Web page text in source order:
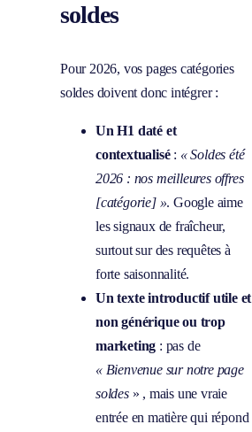
soldes
Pour 2026, vos pages catégories
soldes doivent donc intégrer :
Un H1 daté et
contextualisé: « Soldes été
2026 : nos meilleures offres
[catégorie] ». Google aime
les signaux de fraîcheur,
surtout sur des requêtes à
forte saisonnalité.
Un texte introductif utile et
non générique ou trop
marketing : pas de
« Bienvenue sur notre page
soldes» , mais une vraie
entrée en matière qui répond